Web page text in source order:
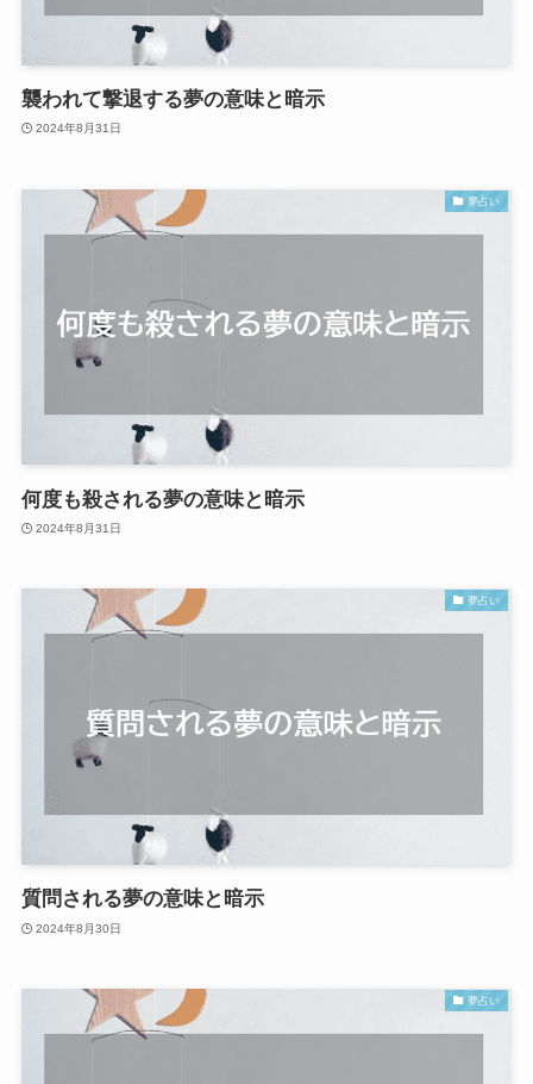
襲われて撃退する夢の意味と暗示
2024年8月31日
夢占い
何度も殺される夢の意味と暗示
2024年8月31日
夢占い
質問される夢の意味と暗示
2024年8月30日
夢占い